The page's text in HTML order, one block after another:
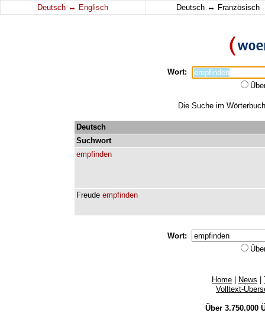
Deutsch ↔ Englisch Deutsch ↔ Französisch
Wort:
Die Suche im
Deutsch
Suchwort
empfinden
Freude empfinden
Wort:
Home News
Volltext-
Über 3.750.000